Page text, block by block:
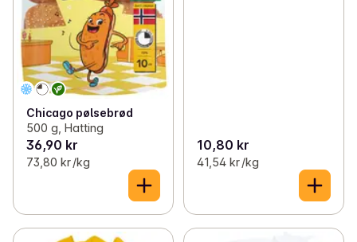
Chicago pølsebrød
500 g, Hatting
36,90 kr
73,80 kr /kg
10,80 kr
41,54 kr /kg